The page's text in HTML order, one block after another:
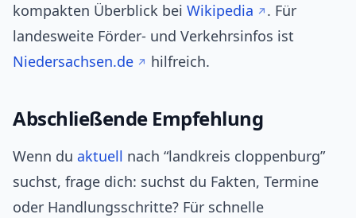
kompakten Überblick bei Wikipedia
. Für
landesweite Förder- und Verkehrsinfos ist
Niedersachsen.de
hilfreich.
Abschließende Empfehlung
Wenn du aktuell nach “landkreis cloppenburg”
suchst, frage dich: suchst du Fakten, Termine
oder Handlungsschritte? Für schnelle